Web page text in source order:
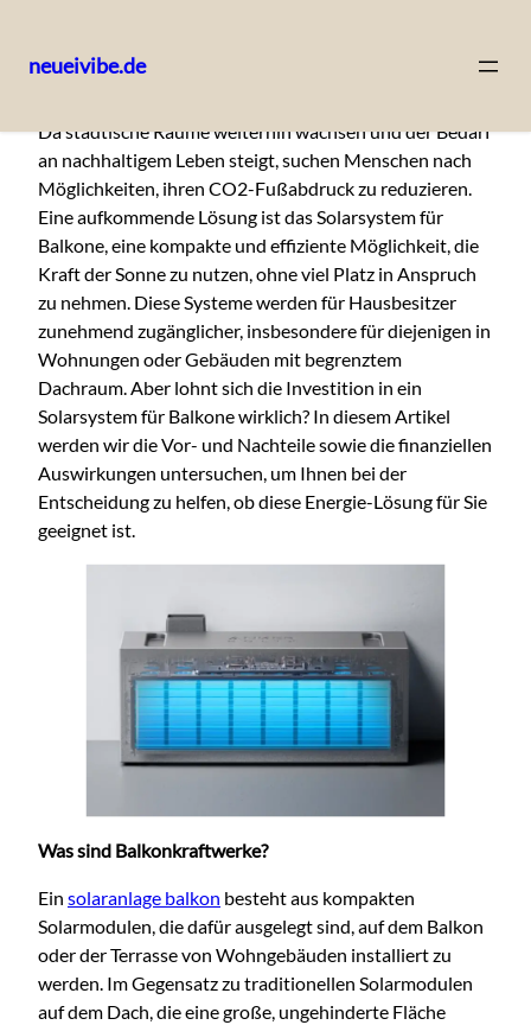
to
content
neueivibe.de
Da städtische Räume weiterhin wachsen und der Bedarf
an nachhaltigem Leben steigt, suchen Menschen nach
Möglichkeiten, ihren CO2-Fußabdruck zu reduzieren.
Eine aufkommende Lösung ist das Solarsystem für
Balkone, eine kompakte und effiziente Möglichkeit, die
Kraft der Sonne zu nutzen, ohne viel Platz in Anspruch
zu nehmen. Diese Systeme werden für Hausbesitzer
zunehmend zugänglicher, insbesondere für diejenigen in
Wohnungen oder Gebäuden mit begrenztem
Dachraum. Aber lohnt sich die Investition in ein
Solarsystem für Balkone wirklich? In diesem Artikel
werden wir die Vor- und Nachteile sowie die finanziellen
Auswirkungen untersuchen, um Ihnen bei der
Entscheidung zu helfen, ob diese Energie-Lösung für Sie
geeignet ist.
Was sind Balkonkraftwerke?
Ein solaranlage balkon besteht aus kompakten
Solarmodulen, die dafür ausgelegt sind, auf dem Balkon
oder der Terrasse von Wohngebäuden installiert zu
werden. Im Gegensatz zu traditionellen Solarmodulen
auf dem Dach, die eine große, ungehinderte Fläche